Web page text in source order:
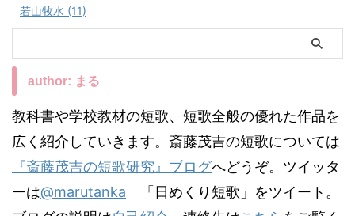
若山牧水 (11)
author: まる
教科書や学校教材の短歌、短歌全般の優れた作品を
広く紹介していきます。斎藤茂吉の短歌については
『斎藤茂吉の短歌研究』ブログへどうぞ。ツイッタ
ーは@marutanka 「日めくり短歌」をツイート。